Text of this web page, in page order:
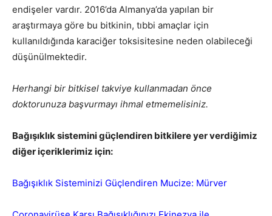
endişeler vardır. 2016’da Almanya’da yapılan bir
araştırmaya göre bu bitkinin, tıbbi amaçlar için
kullanıldığında karaciğer toksisitesine neden olabileceği
düşünülmektedir.
Herhangi bir bitkisel takviye kullanmadan önce
doktorunuza başvurmayı ihmal etmemelisiniz.
Bağışıklık sistemini güçlendiren bitkilere yer verdiğimiz
diğer içeriklerimiz için:
Bağışıklık Sisteminizi Güçlendiren Mucize: Mürver